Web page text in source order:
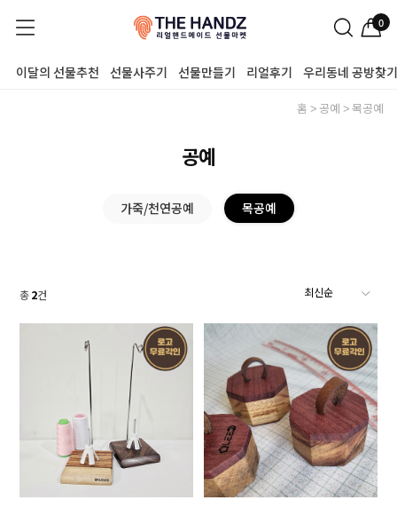
0
이달의 선물추천 선물사주기 선물만들기 리얼후기 우리동네 공방찾기
홈 공예 목공예
공예
가죽/천연공예 목공예
총2건